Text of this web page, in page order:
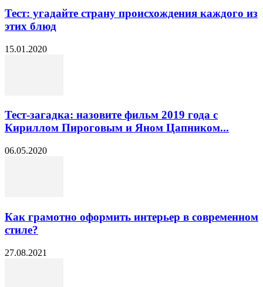
Тест: угадайте страну происхождения каждого из
этих блюд
15.01.2020
Тест-загадка: назовите фильм 2019 года с
Кириллом Пироговым и Яном Цапником...
06.05.2020
Как грамотно оформить интерьер в современном
стиле?
27.08.2021